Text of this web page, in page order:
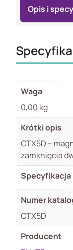
Opis i
Waga
0,00 kg
Krótki opis
CTX5D –
zamknięcia
Specyfikacja
Numer
CTX5D
Producent